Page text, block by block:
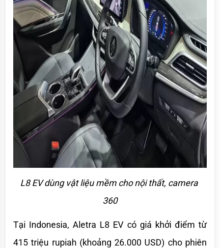
L8 EV dùng vật liệu mềm cho nội thất, camera
360
Tại Indonesia, Aletra L8 EV có giá khởi điểm từ
415 triệu rupiah (khoảng 26.000 USD) cho phiên